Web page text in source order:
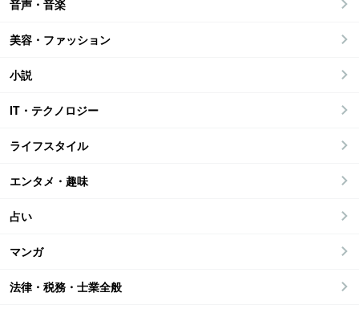
音声・音楽
美容・ファッション
小説
IT・テクノロジー
ライフスタイル
エンタメ・趣味
占い
マンガ
法律・税務・士業全般